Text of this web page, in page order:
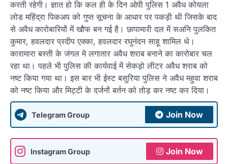
करती रहेगी। ज्ञात हो कि कल ही के दिन ओपी पुलिस 1 अवैध कोयला
लोड महिंद्रा पिकअप को गुप्त सूचना के आधार पर पकड़ी थी जिसके बाद
से अवैध कारोबारियों में खौफ बन गई है। छापामारी दल में सअनि पुलकित
कुमार, हवलदार प्रदीप एक्का, हवलदार रघुनंदन साहू शामिल थे।
कारामारा बस्ती के जंगल मे लगातार अवैध शराब बनाने का कारोबार चल
रहा था। पहले भी पुलिस की कार्यवाई में सेकड़ो लीटर अवैध शराब को
नष्ट किया गया था। इस बार भी ईस्ट बसुरिया पुलिस ने अवैध महुवा शराब
को नष्ट किया और मिट्टी के दर्जनों बर्तन को तोड़ कर नष्ट कर दिया।
Telegram Group Join Now
Instagram Group Join Now